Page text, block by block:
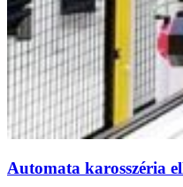
Automata karosszéria